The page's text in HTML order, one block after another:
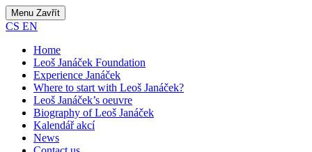
Menu Zavřít
CS EN
Home
Leoš Janáček Foundation
Experience Janáček
Where to start with Leoš Janáček?
Leoš Janáček’s oeuvre
Biography of Leoš Janáček
Kalendář akcí
News